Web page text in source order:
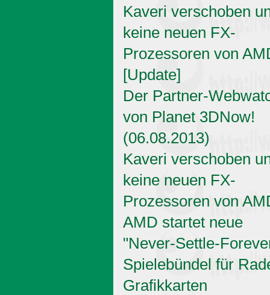
Kaveri verschoben
keine neuen FX-
Prozessoren von
[Update]
Der Partner-
von Planet 3DNow!
(06.08.2013)
Kaveri verschoben
keine neuen FX-
Prozessoren von
AMD startet neue
"Never-Settle-
Spielebündel für
Grafikkarten